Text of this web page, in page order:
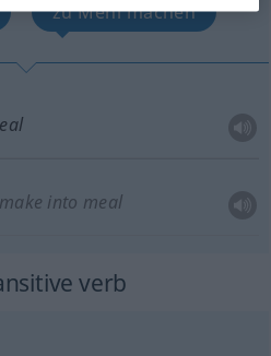
zu Mehl machen
make into meal
verb